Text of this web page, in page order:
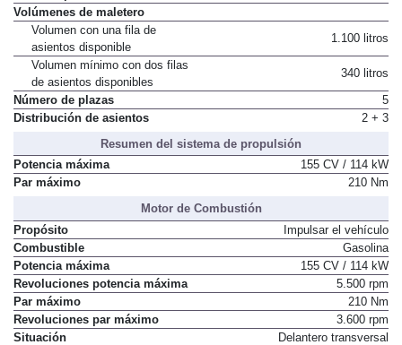
Filtro de partículas
Volúmenes de maletero
Volumen con una fila de
asientos disponible
Volumen mínimo con dos filas
de asientos disponibles
Número de plazas
5
Resumen del sistema de propulsión
Potencia máxima
155 CV / 114 kW
Motor de Combustión
Propósito
Impulsar el vehículo
Combustible
Gasolina
Potencia máxima
155 CV / 114 kW
Revoluciones potencia máxima
5.500 rpm
Par máximo
210 Nm
Revoluciones par máximo
3.600 rpm